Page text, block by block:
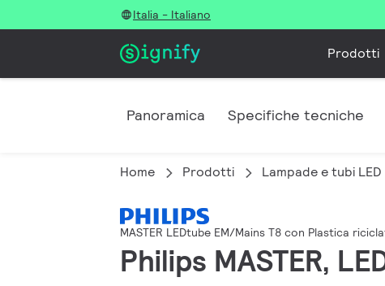
Italia - Italiano
Prodotti
Panoramica Specifiche tecniche
Home Prodotti Lampade e tubi LED
MASTER LEDtube EM/Mains T8 con Plastica
Philips MASTER,